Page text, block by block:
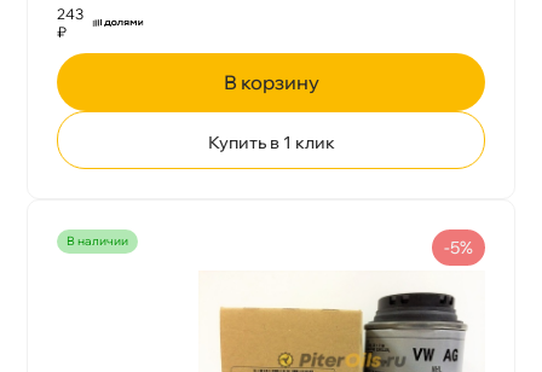
243
₽
корзину
Купить в 1 клик
наличии -5%